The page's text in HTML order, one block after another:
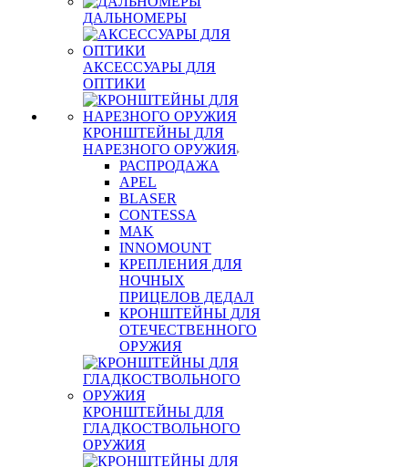
ДАЛЬНОМЕРЫ
АКСЕССУАРЫ ДЛЯ
ОПТИКИ
КРОНШТЕЙНЫ ДЛЯ
НАРЕЗНОГО ОРУЖИЯ
РАСПРОДАЖА
APEL
BLASER
CONTESSA
MAK
INNOMOUNT
КРЕПЛЕНИЯ ДЛЯ
НОЧНЫХ
ПРИЦЕЛОВ ДЕДАЛ
КРОНШТЕЙНЫ ДЛЯ
ОТЕЧЕСТВЕННОГО
ОРУЖИЯ
КРОНШТЕЙНЫ ДЛЯ
ГЛАДКОСТВОЛЬНОГО
ОРУЖИЯ